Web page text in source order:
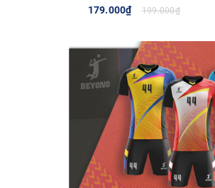
LAM
179.000₫ 199.000₫
TÙY CHỌN